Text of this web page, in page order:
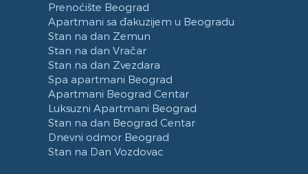
Prenoćište Beograd
Apartmani sa đakuzijem u Beogradu
Stan na dan Zemun
Stan na dan Vračar
Stan na dan Zvezdara
Spa apartmani Beograd
Apartmani Beograd Centar
Luksuzni Apartmani Beograd
Stan na dan Beograd Centar
Dnevni odmor Beograd
Stan na Dan Vozdovac